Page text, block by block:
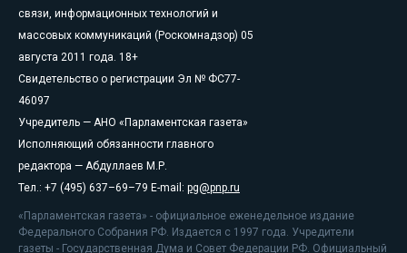
связи, информационных технологий и
массовых коммуникаций (Роскомнадзор) 05
августа 2011 года. 18+
Свидетельство о регистрации Эл № ФС77-
46097
Учредитель — АНО «Парламентская газета»
Исполняющий обязанности главного
редактора — Абдуллаев М.Р.
Тел.: +7 (495) 637–69–79 E-mail: pg@pnp.ru
«Парламентская газета» - официальное еженедельное издание
Федерального Собрания РФ. Издается с 1997 года. Учредители
газеты - Государственная Дума и Совет Федерации РФ. Официальный